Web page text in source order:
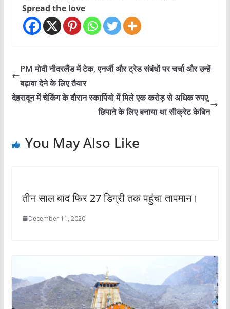
Spread the love
PM मोदी नीदरलैंड में टेक, एनर्जी और ट्रेड संबंधों पर चर्चा और उन्हें
बढ़ावा देने के लिए तैयार
देहरादून में चेकिंग के दौरान स्कार्पियो में मिले एक करोड़ से अधिक रुपए,
छिपाने के लिए बनाया था सीक्रेट केबिन
You May Also Like
तीन साल बाद फिर 27 डिग्री तक पहुंचा तापमान।
December 11, 2020